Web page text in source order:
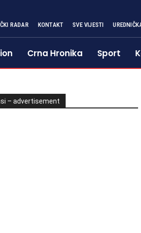
RADAR KONTAKT SVE VIJESTI
Crna Hronika Sport
– advertisement